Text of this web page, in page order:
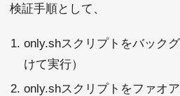
検証手順として、
only.shスクリプトをバック
けて実行）
only.shスクリプトをファオ